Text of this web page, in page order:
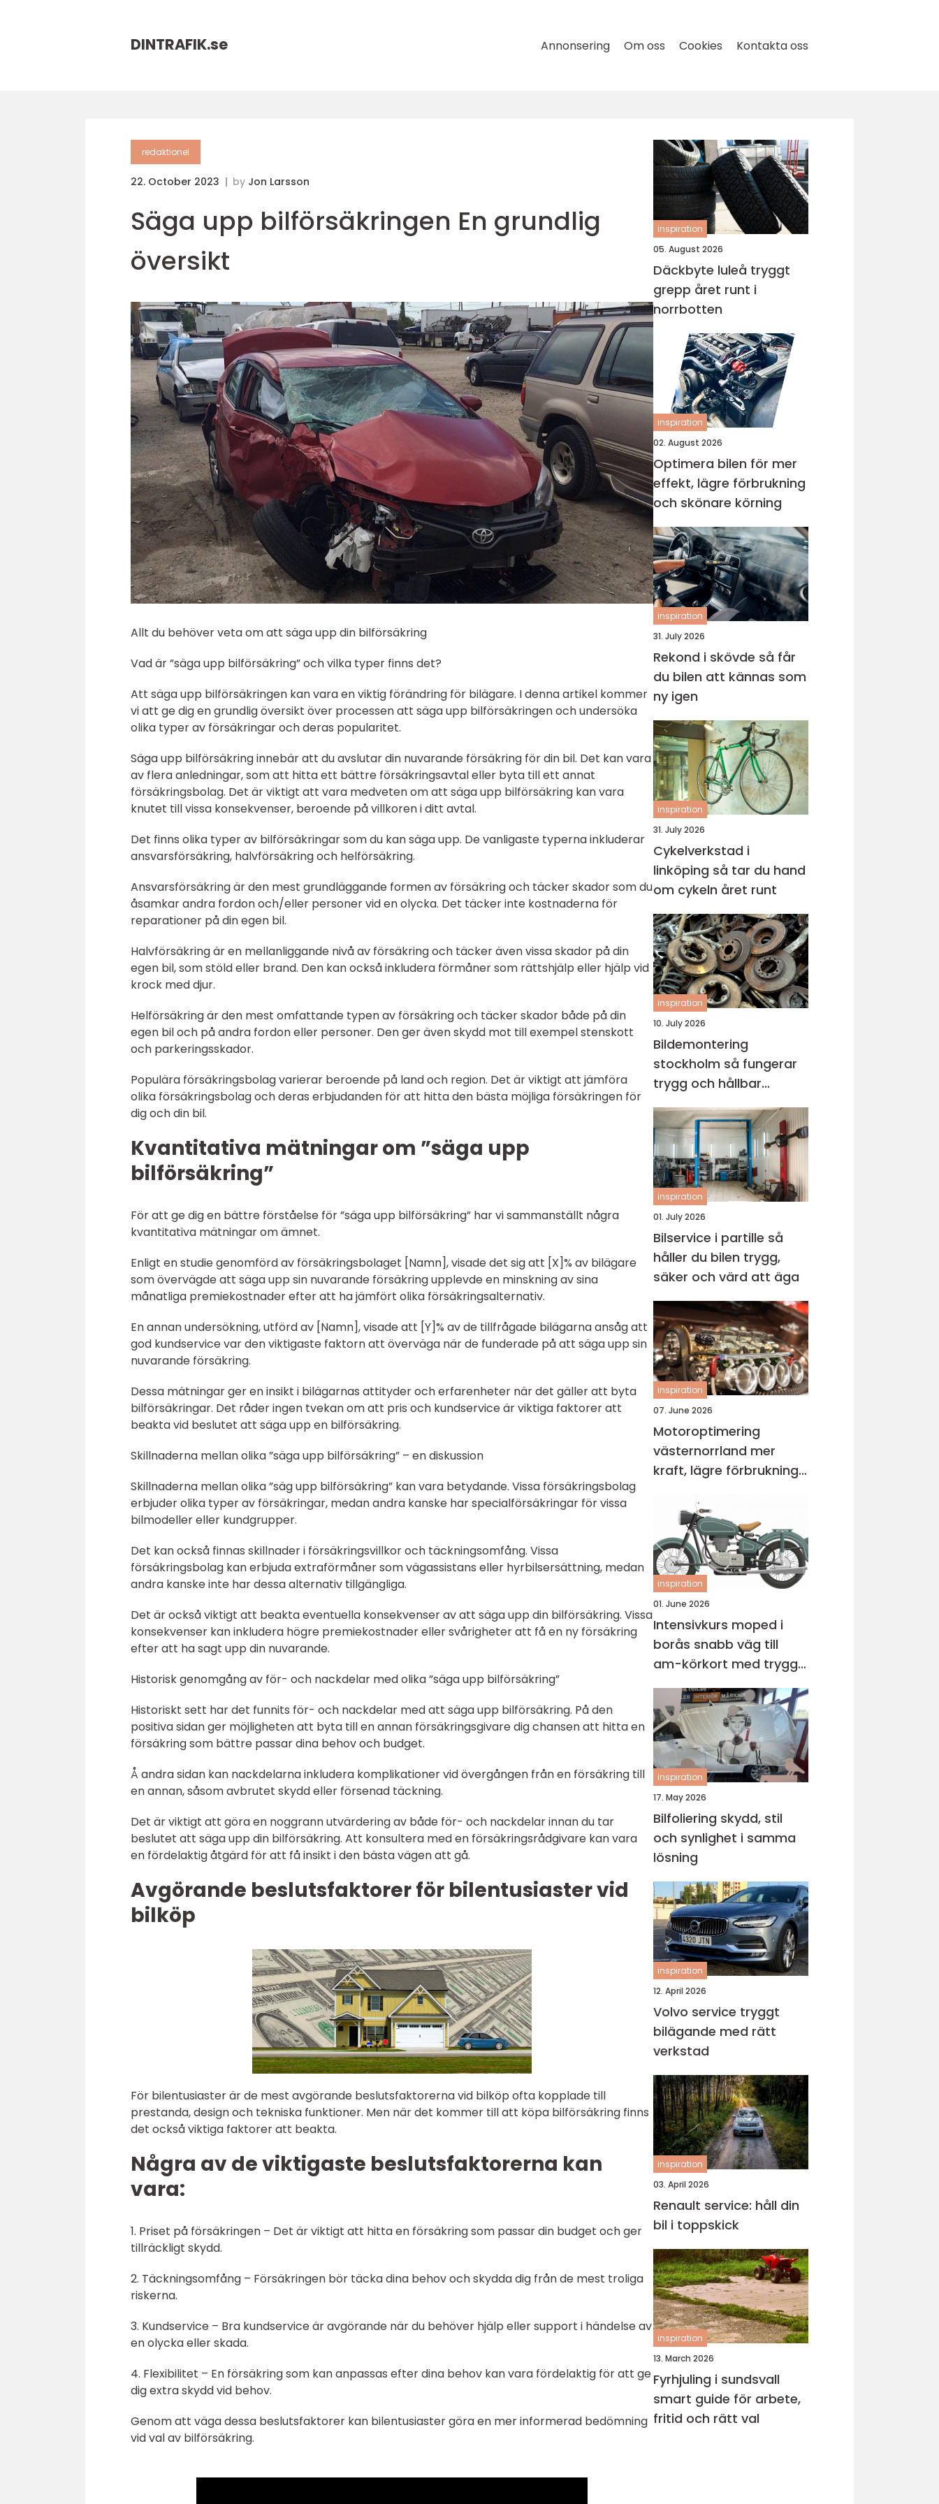
DINTRAFIK.se Annonsering Om oss Cookies Kontakta oss
redaktionel
22. October 2023 by Jon Larsson
Säga upp bilförsäkringen En grundlig
översikt
Allt du behöver veta om att säga upp din bilförsäkring
Vad är ”säga upp bilförsäkring” och vilka typer finns det?
Att säga upp bilförsäkringen kan vara en viktig förändring för bilägare. I denna artikel kommer
vi att ge dig en grundlig översikt över processen att säga upp bilförsäkringen och undersöka
olika typer av försäkringar och deras popularitet.
Säga upp bilförsäkring innebär att du avslutar din nuvarande försäkring för din bil. Det kan vara
av flera anledningar, som att hitta ett bättre försäkringsavtal eller byta till ett annat
försäkringsbolag. Det är viktigt att vara medveten om att säga upp bilförsäkring kan vara
knutet till vissa konsekvenser, beroende på villkoren i ditt avtal.
Det finns olika typer av bilförsäkringar som du kan säga upp. De vanligaste typerna inkluderar
ansvarsförsäkring, halvförsäkring och helförsäkring.
Ansvarsförsäkring är den mest grundläggande formen av försäkring och täcker skador som du
åsamkar andra fordon och/eller personer vid en olycka. Det täcker inte kostnaderna för
reparationer på din egen bil.
Halvförsäkring är en mellanliggande nivå av försäkring och täcker även vissa skador på din
egen bil, som stöld eller brand. Den kan också inkludera förmåner som rättshjälp eller hjälp vid
krock med djur.
Helförsäkring är den mest omfattande typen av försäkring och täcker skador både på din
egen bil och på andra fordon eller personer. Den ger även skydd mot till exempel stenskott
och parkeringsskador.
Populära försäkringsbolag varierar beroende på land och region. Det är viktigt att jämföra
olika försäkringsbolag och deras erbjudanden för att hitta den bästa möjliga försäkringen för
dig och din bil.
Kvantitativa mätningar om ”säga upp
bilförsäkring”
För att ge dig en bättre förståelse för ”säga upp bilförsäkring” har vi sammanställt några
kvantitativa mätningar om ämnet.
Enligt en studie genomförd av försäkringsbolaget [Namn], visade det sig att [X]% av bilägare
som övervägde att säga upp sin nuvarande försäkring upplevde en minskning av sina
månatliga premiekostnader efter att ha jämfört olika försäkringsalternativ.
En annan undersökning, utförd av [Namn], visade att [Y]% av de tillfrågade bilägarna ansåg att
god kundservice var den viktigaste faktorn att överväga när de funderade på att säga upp sin
nuvarande försäkring.
Dessa mätningar ger en insikt i bilägarnas attityder och erfarenheter när det gäller att byta
bilförsäkringar. Det råder ingen tvekan om att pris och kundservice är viktiga faktorer att
beakta vid beslutet att säga upp en bilförsäkring.
Skillnaderna mellan olika ”säga upp bilförsäkring” – en diskussion
Skillnaderna mellan olika ”säg upp bilförsäkring” kan vara betydande. Vissa försäkringsbolag
erbjuder olika typer av försäkringar, medan andra kanske har specialförsäkringar för vissa
bilmodeller eller kundgrupper.
Det kan också finnas skillnader i försäkringsvillkor och täckningsomfång. Vissa
försäkringsbolag kan erbjuda extraförmåner som vägassistans eller hyrbilsersättning, medan
andra kanske inte har dessa alternativ tillgängliga.
Det är också viktigt att beakta eventuella konsekvenser av att säga upp din bilförsäkring. Vissa
konsekvenser kan inkludera högre premiekostnader eller svårigheter att få en ny försäkring
efter att ha sagt upp din nuvarande.
Historisk genomgång av för- och nackdelar med olika ”säga upp bilförsäkring”
Historiskt sett har det funnits för- och nackdelar med att säga upp bilförsäkring. På den
positiva sidan ger möjligheten att byta till en annan försäkringsgivare dig chansen att hitta en
försäkring som bättre passar dina behov och budget.
Å andra sidan kan nackdelarna inkludera komplikationer vid övergången från en försäkring till
en annan, såsom avbrutet skydd eller försenad täckning.
Det är viktigt att göra en noggrann utvärdering av både för- och nackdelar innan du tar
beslutet att säga upp din bilförsäkring. Att konsultera med en försäkringsrådgivare kan vara
en fördelaktig åtgärd för att få insikt i den bästa vägen att gå.
Avgörande beslutsfaktorer för bilentusiaster vid
bilköp
För bilentusiaster är de mest avgörande beslutsfaktorerna vid bilköp ofta kopplade till
prestanda, design och tekniska funktioner. Men när det kommer till att köpa bilförsäkring finns
det också viktiga faktorer att beakta.
Några av de viktigaste beslutsfaktorerna kan
vara:
1. Priset på försäkringen – Det är viktigt att hitta en försäkring som passar din budget och ger
tillräckligt skydd.
2. Täckningsomfång – Försäkringen bör täcka dina behov och skydda dig från de mest troliga
riskerna.
3. Kundservice – Bra kundservice är avgörande när du behöver hjälp eller support i händelse av
en olycka eller skada.
4. Flexibilitet – En försäkring som kan anpassas efter dina behov kan vara fördelaktig för att ge
dig extra skydd vid behov.
Genom att väga dessa beslutsfaktorer kan bilentusiaster göra en mer informerad bedömning
vid val av bilförsäkring.
inspiration
05. August 2026
Däckbyte luleå tryggt
grepp året runt i
norrbotten
inspiration
02. August 2026
Optimera bilen för mer
effekt, lägre förbrukning
och skönare körning
inspiration
31. July 2026
Rekond i skövde så får
du bilen att kännas som
ny igen
inspiration
31. July 2026
Cykelverkstad i
linköping så tar du hand
om cykeln året runt
inspiration
10. July 2026
Bildemontering
stockholm så fungerar
trygg och hållbar
bilskrotning
inspiration
01. July 2026
Bilservice i partille så
håller du bilen trygg,
säker och värd att äga
inspiration
07. June 2026
Motoroptimering
västernorrland mer
kraft, lägre förbrukning
inspiration
01. June 2026
Intensivkurs moped i
borås snabb väg till
am-körkort med trygg
grund
inspiration
17. May 2026
Bilfoliering skydd, stil
och synlighet i samma
lösning
inspiration
12. April 2026
Volvo service tryggt
bilägande med rätt
verkstad
inspiration
03. April 2026
Renault service: håll din
bil i toppskick
inspiration
13. March 2026
Fyrhjuling i sundsvall
smart guide för arbete,
fritid och rätt val